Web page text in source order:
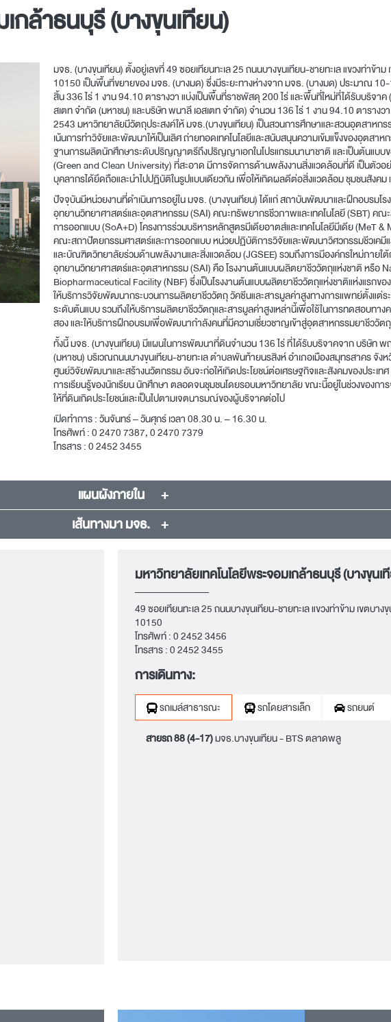
กล้าธนบุรี (บางขุนเทียน)
มจธ. (บางขุนเทียน) ตั้งอยู่เลขที่ 49 ซอยเทียนทะเล 25 ถนนบางขุนเทียน-ชายทะเล แขวงท่าข้าม
10150 เป็นพื้นที่ขยายของ มจธ. (บางมด) ซึ่งมีระยะทางห่างจาก มจธ. (บางมด) ประมาณ
สิ้น 336 ไร่ 1 งาน 94.10 ตารางวา แบ่งเป็นพื้นที่ราชพัสดุ 200 ไร่ และพื้นที่ใหม่ที่ได้รับบริจา
สเตท จำกัด (มหาชน) และบริษัท พนาลี เอสเตท จำกัด) จำนวน 136 ไร่ 1 งาน 94.10 ตารางว
2543 มหาวิทยาลัยมีวัตถุประสงค์ให้ มจธ.(บางขุนเทียน) เป็นสวนการศึกษาและสวนอุตสาหกร
เน้นการทำวิจัยและพัฒนาให้เป็นเลิศ ถ่ายทอดเทคโนโลยีและสนับสนุนความเข้มแข็งของอุตสาห
ฐานการผลิตนักศึกษาระดับปริญญาตรีถึงปริญญาเอกในโปรแกรมนานาชาติ และเป็นต้นแบบ
(Green and Clean University) ที่สะอาด มีการจัดการด้านพลังงานสิ่งแวดล้อมที่ดี เป็นตัวอ
บุคลากรได้ยึดถือและนำไปปฏิบัติในรูปแบบเดียวกัน เพื่อให้เกิดผลดีต่อสิ่งแวดล้อม ชุมชนสังคม
ปัจจุบันมีหน่วยงานที่ดำเนินการอยู่ใน มจธ. (บางขุนเทียน) ได้แก่ สถาบันพัฒนาและฝึกอบรมโ
อุทยานวิทยาศาสตร์และอุตสาหกรรม (SAI) คณะทรัพยากรชีวภาพและเทคโนโลยี (SBT) คณ
การออกแบบ (SoA+D) โครงการร่วมบริหารหลักสูตรมีเดียอาตส์และเทคโนโลยีมีเดีย (MeT
คณะสถาปัตยกรรมศาสตร์และการออกแบบ หน่วยปฏิบัติการวิจัยและพัฒนาวิศวกรรมชีวเคมีแ
และบัณฑิตวิทยาลัยร่วมด้านพลังงานและสิ่งแวดล้อม (JGSEE) รวมถึงการมีองค์กรใหม่ภายใ
อุทยานวิทยาศาสตร์และอุตสาหกรรม (SAI) คือ โรงงานต้นแบบผลิตยาชีววัตถุแห่งชาติ หรือ
Biopharmaceutical Facility (NBF) ซึ่งเป็นโรงงานต้นแบบผลิตยาชีววัตถุแห่งชาติแห่งแรกขอ
ให้บริการวิจัยพัฒนากระบวนการผลิตยาชีววัตถุ วัคซีนและสารมูลค่าสูงทางการแพทย์ตั้งแต่
ระดับต้นแบบ รวมถึงให้บริการผลิตยาชีววัตถุและสารมูลค่าสูงเหล่านี้เพื่อใช้ในการทดสอบทาง
สอง และให้บริการฝึกอบรมเพื่อพัฒนากำลังคนที่มีความเชี่ยวชาญเข้าสู่อุตสาหกรรมยาชีววัตถุ
ทั้งนี้ มจธ. (บางขุนเทียน) มีแผนในการพัฒนาที่ดินจำนวน 136 ไร่ ที่ได้รับบริจาคจาก บริษัท พ
(มหาชน) บริเวณถนนบางขุนเทียน-ชายทะเล ตำบลพันท้ายนรสิงห์ อำเภอเมืองสมุทรสาคร จัง
ศูนย์วิจัยพัฒนาและสร้างนวัตกรรม อันจะก่อให้เกิดประโยชน์ต่อเศรษฐกิจและสังคมของประเท
การเรียนรู้ของนักเรียน นักศึกษา ตลอดจนชุมชนโดยรอบมหาวิทยาลัย ขณะนี้อยู่ในช่วงของ
ให้ที่ดินเกิดประโยชน์และเป็นไปตามเจตนารมณ์ของผู้บริจาคต่อไป
เปิดทำการ : วันจันทร์ – วันศุกร์ เวลา 08.30 น. – 16.30 น.
โทรศัพท์ :0 2470 7387,0 2470 7379
โทรสาร :0 2452 3455
แผนผังภายใน
เส้นทางมา มจธ.
มหาวิทยาลัยเทคโนโลยีพระจอมเกล้าธนบุรี (บางขุนเ
49 ซอยเทียนทะเล 25 ถนนบางขุนเทียน-ชายทะเล แขวงท่าข้าม เขตบาง
10150
โทรศัพท์ :0 2452 3456
โทรสาร :0 2452 3455
การเดินทาง:
รถเมล์สาธารณะ รถโดยสารเล็ก
รถยนต์
สายรถ 88 (4-17)มจธ.บางขุนเทียน - BTS ตลาดพลู